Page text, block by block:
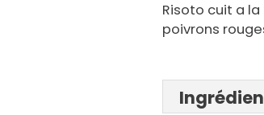
Risoto cuit a
poivrons